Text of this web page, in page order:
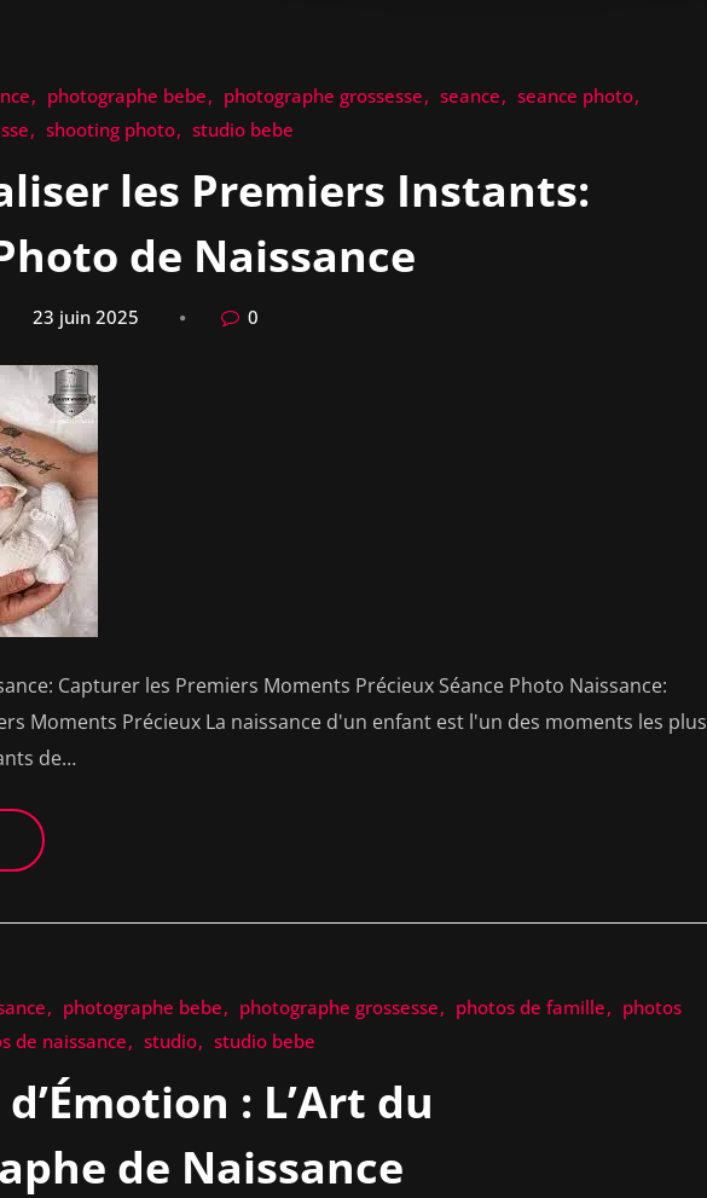
photographe bebe photographe grossesse seance
seance photo
shooting photo studio bebe
les Premiers Instants:
de Naissance
23 juin 2025 0
Capturer les Premiers Moments Précieux Séance Photo Naissance:
Moments Précieux La naissance d'un enfant est l'un des moments les plus
de…
photographe bebe photographe grossesse photos de famille
photos
de naissance studio studio bebe
: L’Art du
de Naissance